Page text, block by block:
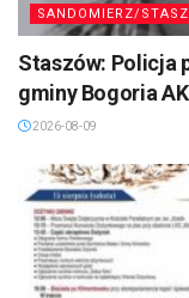
SANDOMIERZ/
Staszów: Policja
gminy Bogoria
2026-08-09